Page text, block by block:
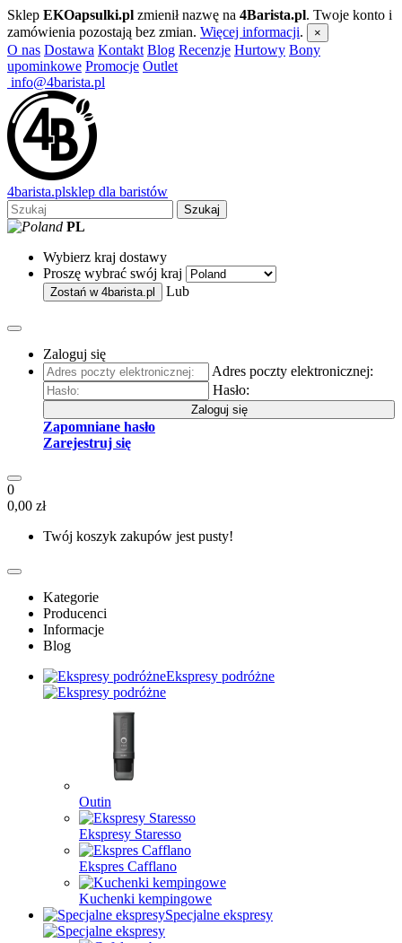
Sklep EKOapsulki.pl zmienił nazwę na 4Barista.pl. Twoje konto i
zamówienia pozostają bez zmian. Więcej informacji. ×
O nas Dostawa Kontakt Blog Recenzje Hurtowy Bony
upominkowe Promocje Outlet
info@4barista.pl
4barista.plsklep dla baristów
Szukaj
PL
Wybierz kraj dostawy
Proszę wybrać swój kraj
Zostań w 4barista.pl Lub
Zaloguj się
Adres poczty elektronicznej:
Hasło:
Zaloguj się
Zapomniane hasło
Zarejestruj się
0
0,00 zł
Twój koszyk zakupów jest pusty!
Kategorie
Producenci
Informacje
Blog
Ekspresy podróżne
Outin
Ekspresy Staresso
Ekspres Cafflano
Kuchenki kempingowe
Specjalne ekspresy